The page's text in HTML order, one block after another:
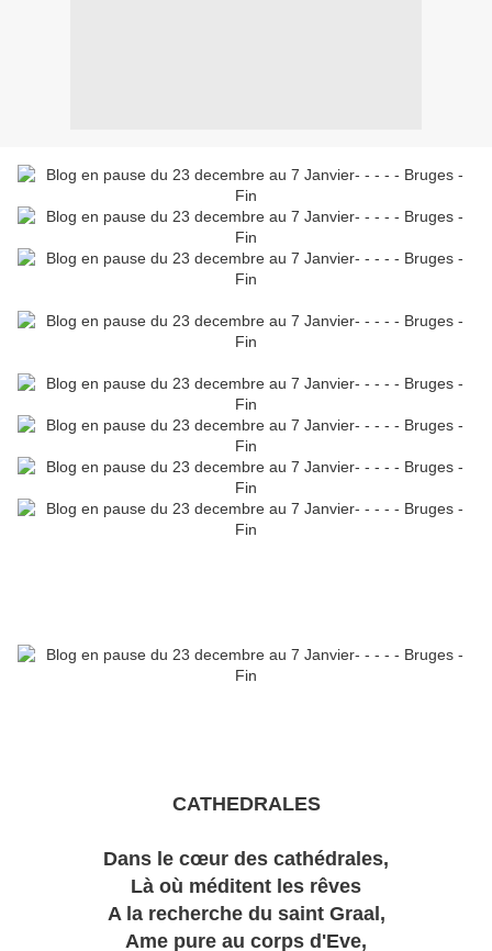
CATHEDRALES
Dans le cœur des cathédrales,
Là où méditent les rêves
A la recherche du saint Graal,
Ame pure au corps d'Eve,